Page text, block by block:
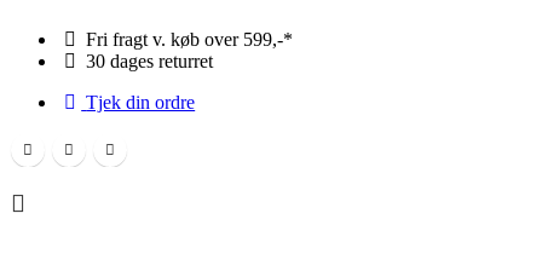
Fri fragt v. køb over 599,-*
30 dages returret
Tjek din ordre